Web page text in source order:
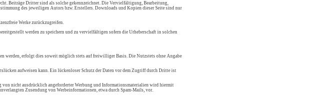
Beiträge Dritter sind als solche gekennzeichnet. Die Vervielfältigung, Bearbeitung,
des jeweiligen Autors bzw. Erstellers. Downloads und Kopien dieser Seite sind nur
Werke zurückzugreifen.
werden zu speichern und zu vervielfältigen sofern die Urheberschaft in solchen
werden, erfolgt dies soweit möglich stets auf freiwilliger Basis. Die Nutzstets ohne Angabe
aufweisen kann. Ein lückenloser Schutz der Daten vor dem Zugriff durch Dritte ist
nicht ausdrücklich angeforderter Werbung und Informationsmaterialien wird hiermit
Zusendung von Werbeinformationen, etwa durch Spam-Mails, vor.